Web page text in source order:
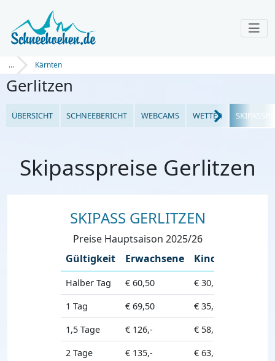
... Kärnten
Gerlitzen
ÜBERSICHT SCHNEEBERICHT WEBCAMS WETTER
Skipasspreise Gerlitzen
SKIPASS GERLITZEN
Preise Hauptsaison 2025/26
Gültigkeit
Erwachsene Kinder
Halber Tag € 60,50 € 30,50
1 Tag
€ 69,50 € 35,-
1,5 Tage
€ 126,- € 58,-
2 Tage
€ 135,- € 63,-